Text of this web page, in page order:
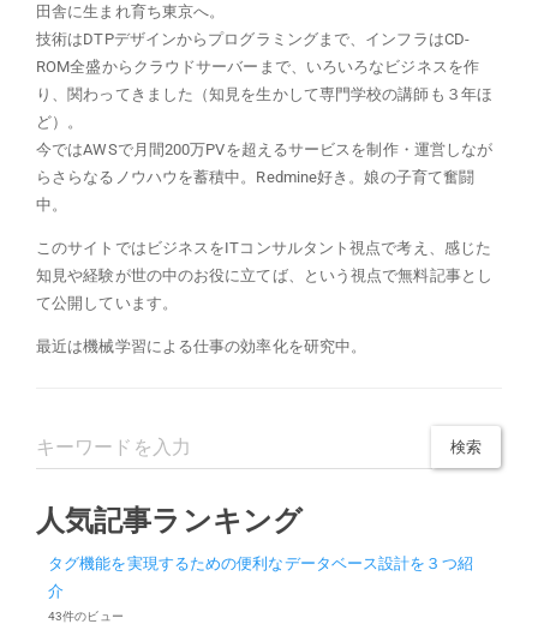
田舎に生まれ育ち東京へ。
技術はDTPデザインからプログラミングまで、インフラはCD-
ROM全盛からクラウドサーバーまで、いろいろなビジネスを作
り、関わってきました（知見を生かして専門学校の講師も３年ほ
ど）。
今ではAWSで月間200万PVを超えるサービスを制作・運営しなが
らさらなるノウハウを蓄積中。Redmine好き。娘の子育て奮闘
中。
このサイトではビジネスをITコンサルタント視点で考え、感じた
知見や経験が世の中のお役に立てば、という視点で無料記事とし
て公開しています。
最近は機械学習による仕事の効率化を研究中。
人気記事ランキング
タグ機能を実現するための便利なデータベース設計を３つ紹
介
43件のビュー